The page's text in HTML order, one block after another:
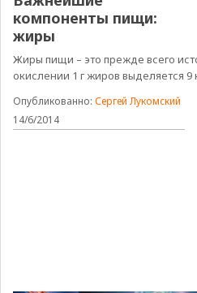
компоненты пищи:
жиры
Жиры пищи – это прежде всего
окислении 1 г жиров выделяется 9
Опубликованно:Сергей Лукомский
14/6/2014